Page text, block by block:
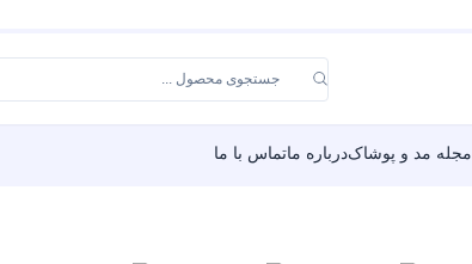
مجله مد و پوشاکدرباره ماتماس با ما